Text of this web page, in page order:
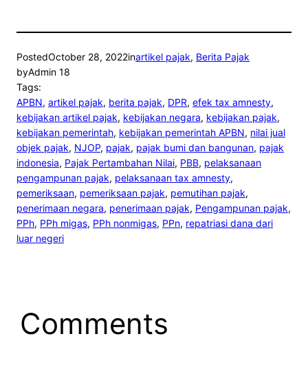
PostedOctober 28, 2022inartikel pajak, Berita Pajak
byAdmin 18
Tags:
APBN, artikel pajak, berita pajak, DPR, efek tax amnesty
kebijakan artikel pajak, kebijakan negara, kebijakan pajak
kebijakan pemerintah, kebijakan pemerintah APBN, nilai jual
objek pajak, NJOP, pajak, pajak bumi dan bangunan, pajak
indonesia, Pajak Pertambahan Nilai, PBB, pelaksanaan
pengampunan pajak, pelaksanaan tax amnesty
pemeriksaan, pemeriksaan pajak, pemutihan pajak
penerimaan negara, penerimaan pajak, Pengampunan pajak
PPh, PPh migas, PPh nonmigas, PPn, repatriasi dana dari
luar negeri
Comments